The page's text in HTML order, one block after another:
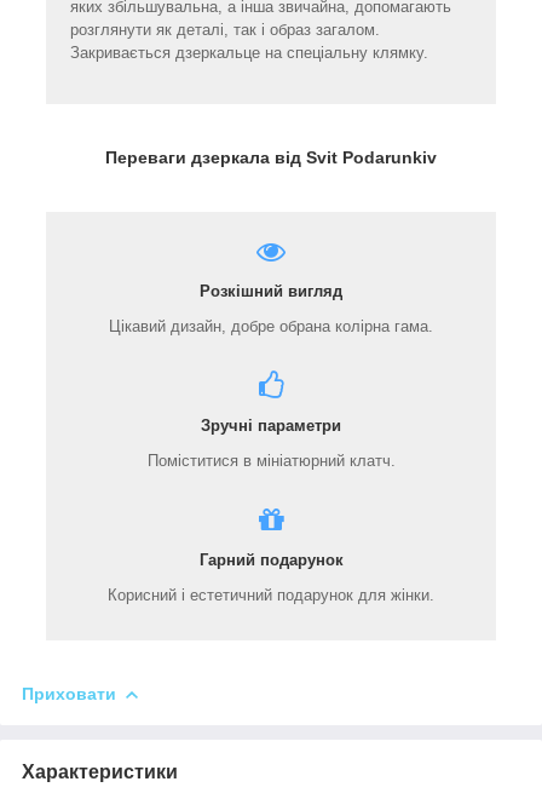
яких збільшувальна, а інша звичайна, допомагають
розглянути як деталі, так і образ загалом.
Закривається дзеркальце на спеціальну клямку.
Переваги дзеркала від Svit Podarunkiv
Розкішний вигляд
Цікавий дизайн, добре обрана колірна гама.
Зручні параметри
Поміститися в мініатюрний клатч.
Гарний подарунок
Корисний і естетичний подарунок для жінки.
Приховати
Характеристики